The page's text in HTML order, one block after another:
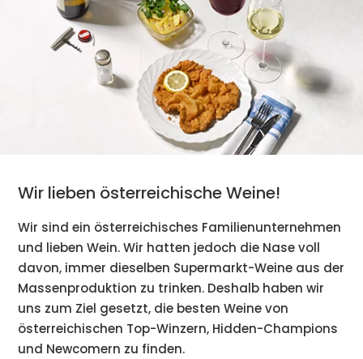
Wir lieben österreichische Weine!
Wir sind ein österreichisches Familienunternehmen
und lieben Wein. Wir hatten jedoch die Nase voll
davon, immer dieselben Supermarkt-Weine aus der
Massenproduktion zu trinken. Deshalb haben wir
uns zum Ziel gesetzt, die besten Weine von
österreichischen Top-Winzern, Hidden-Champions
und Newcomern zu finden.